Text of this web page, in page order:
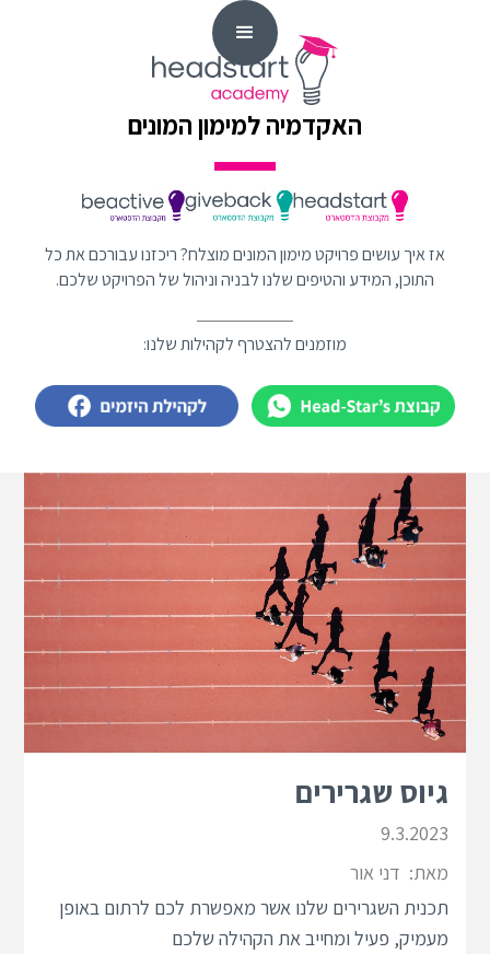
האקדמיה למימון המונים
אז איך עושים פרויקט מימון המונים מוצלח? ריכזנו עבורכם את כל
התוכן, המידע והטיפים שלנו לבניה וניהול של הפרויקט שלכם.
מוזמנים להצטרף לקהילות שלנו:
גיוס שגרירים
9.3.2023
מאת: דני אור
תכנית השגרירים שלנו אשר מאפשרת לכם לרתום באופן
מעמיק, פעיל ומחייב את הקהילה שלכם